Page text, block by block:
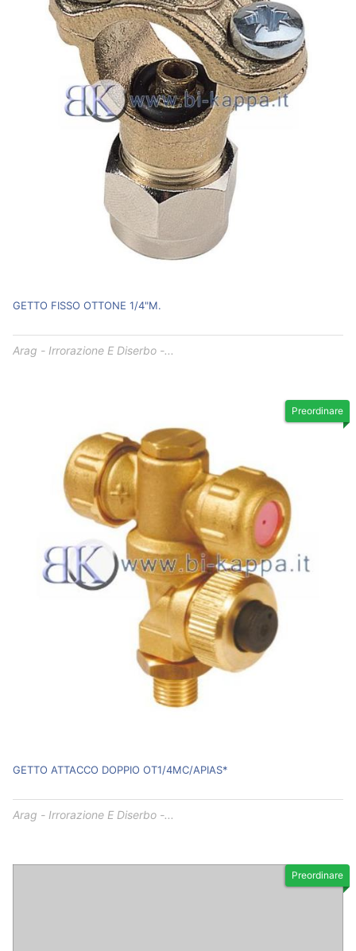
GETTO FISSO OTTONE 1/4"M.
Arag - Irrorazione E Diserbo -...
Preordinare
GETTO ATTACCO DOPPIO OT1/4MC/APIAS*
Arag - Irrorazione E Diserbo -...
Preordinare